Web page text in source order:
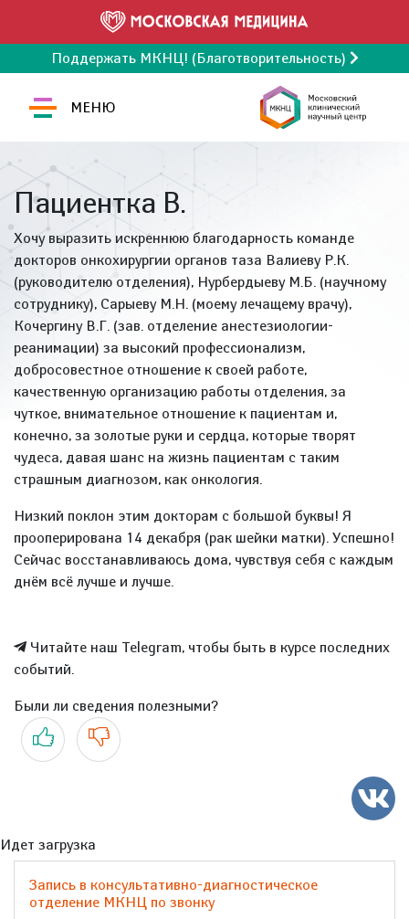
Поддержать МКНЦ! (Благотворительность)
МЕНЮ
Пациентка В.
Хочу выразить искреннюю благодарность команде
докторов онкохирургии органов таза Валиеву Р.К.
(руководителю отделения), Нурбердыеву М.Б. (научному
сотруднику), Сарыеву М.Н. (моему лечащему врачу),
Кочергину В.Г. (зав. отделение анестезиологии-
реанимации) за высокий профессионализм,
добросовестное отношение к своей работе,
качественную организацию работы отделения, за
чуткое, внимательное отношение к пациентам и,
конечно, за золотые руки и сердца, которые творят
чудеса, давая шанс на жизнь пациентам с таким
страшным диагнозом, как онкология.
Низкий поклон этим докторам с большой буквы! Я
прооперирована 14 декабря (рак шейки матки). Успешно!
Сейчас восстанавливаюсь дома, чувствуя себя с каждым
днём всё лучше и лучше.
Читайте наш Telegram, чтобы быть в курсе последних
событий.
Были ли сведения полезными?
Да Нет
Идет загрузка
Запись в консультативно-диагностическое
отделение МКНЦ по звонку